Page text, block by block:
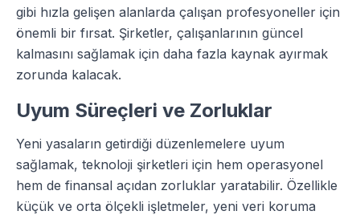
gibi hızla gelişen alanlarda çalışan profesyoneller için
önemli bir fırsat. Şirketler, çalışanlarının güncel
kalmasını sağlamak için daha fazla kaynak ayırmak
zorunda kalacak.
Uyum Süreçleri ve Zorluklar
Yeni yasaların getirdiği düzenlemelere uyum
sağlamak, teknoloji şirketleri için hem operasyonel
hem de finansal açıdan zorluklar yaratabilir. Özellikle
küçük ve orta ölçekli işletmeler, yeni veri koruma